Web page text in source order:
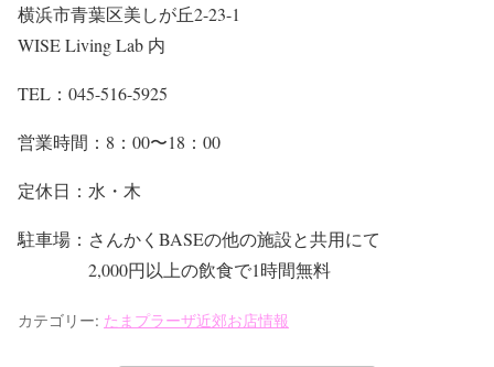
横浜市青葉区美しが丘2-23-1
WISE Living Lab 内
TEL：045-516-5925
営業時間：8：00〜18：00
定休日：水・木
駐車場：さんかくBASEの他の施設と共用にて
2,000円以上の飲食で1時間無料
カテゴリー: たまプラーザ近郊お店情報